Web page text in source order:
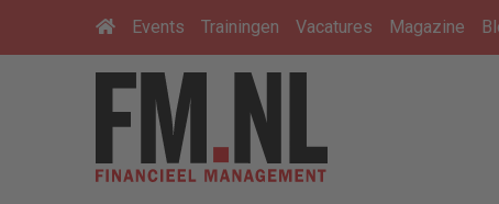
Events Trainingen Vacatures Magazine